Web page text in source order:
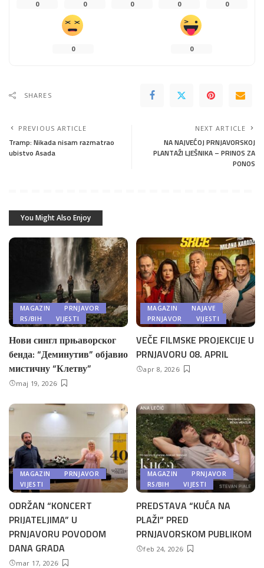
0 0 0 0 0
0 0
SHARES
PREVIOUS ARTICLE
Tramp: Nikada nisam razmatrao
ubistvo Asada
NEXT ARTICLE
NA NAJVEĆOJ PRNJAVORSKOJ
PLANTAŽI LJEŠNIKA – PRINOS ZA
PONOS
You Might Also Enjoy
MAGAZIN
PRNJAVOR
RS/BIH
VIJESTI
Нови сингл прњаворског
бенда: “Деминутив” објавио
мистичну “Клетву”
maj 19, 2026
MAGAZIN
NAJAVE
PRNJAVOR
VIJESTI
VEČE FILMSKE PROJEKCIJE U
PRNJAVORU 08. APRIL
apr 8, 2026
MAGAZIN
PRNJAVOR
VIJESTI
ODRŽAN “KONCERT
PRIJATELJIMA” U
PRNJAVORU POVODOM
DANA GRADA
mar 17, 2026
MAGAZIN
PRNJAVOR
RS/BIH
VIJESTI
PREDSTAVA “KUĆA NA
PLAŽI” PRED
PRNJAVORSKOM PUBLIKOM
feb 24, 2026